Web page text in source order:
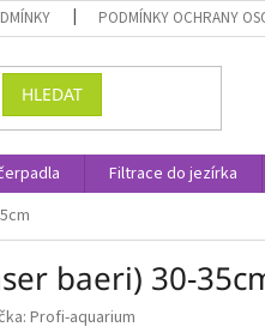
PODMÍNKY OCHRANY
HLEDAT
Filtrace do jezírka
baeri) 30-
Profi-aquarium